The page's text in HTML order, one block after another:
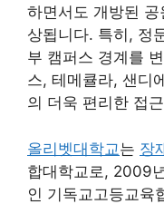
하면서도 개방된
상됩니다. 특히, 정
부 캠퍼스 경계를
스, 테메큘라, 샌디
의 더욱 편리한 접
올리벳대학교는 장
합대학교로, 2009
인 기독교고등교육